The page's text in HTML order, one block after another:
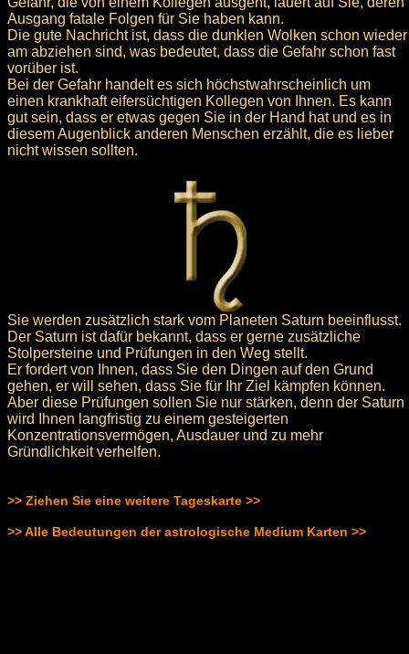
Ausgang fatale Folgen für Sie haben kann.
Die gute Nachricht ist, dass die dunklen Wolken schon wieder
am abziehen sind, was bedeutet, dass die Gefahr schon fast
vorüber ist.
Bei der Gefahr handelt es sich höchstwahrscheinlich um
einen krankhaft eifersüchtigen Kollegen von Ihnen. Es kann
gut sein, dass er etwas gegen Sie in der Hand hat und es in
diesem Augenblick anderen Menschen erzählt, die es lieber
nicht wissen sollten.
Sie werden zusätzlich stark vom Planeten Saturn beeinflusst.
Der Saturn ist dafür bekannt, dass er gerne zusätzliche
Stolpersteine und Prüfungen in den Weg stellt.
Er fordert von Ihnen, dass Sie den Dingen auf den Grund
gehen, er will sehen, dass Sie für Ihr Ziel kämpfen können.
Aber diese Prüfungen sollen Sie nur stärken, denn der Saturn
wird Ihnen langfristig zu einem gesteigerten
Konzentrationsvermögen, Ausdauer und zu mehr
Gründlichkeit verhelfen.
>> Ziehen Sie eine weitere Tageskarte >>
>> Alle Bedeutungen der astrologische Medium Karten >>